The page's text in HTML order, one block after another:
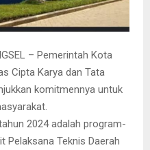
– Pemerintah Kota
Cipta Karya dan Tata
komitmennya untuk
2024 adalah program-
Pelaksana Teknis Daerah